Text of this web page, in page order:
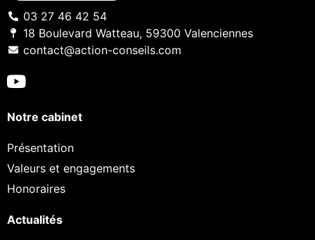
03 27 46 42 54
18 Boulevard Watteau, 59300 Valenciennes
contact@action-conseils.com
Notre cabinet
Présentation
Valeurs et engagements
Honoraires
Actualités